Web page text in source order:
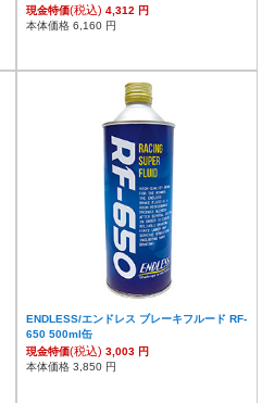
現金特価(税込) 4,312 円
本体価格 6,160 円
ENDLESS/エンドレス ブレーキフルード RF-
650 500ml缶
現金特価(税込) 3,003 円
本体価格 3,850 円